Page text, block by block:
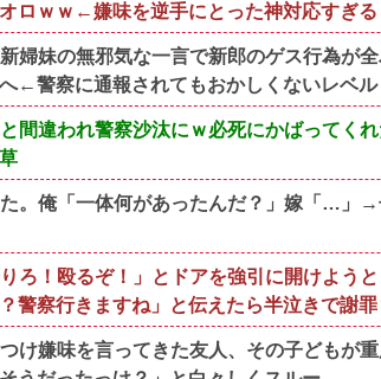
ロｗｗ←嫌味を逆手にとった神対応すぎる
婦妹の無邪気な一言で新郎のゲス行為が
←警察に通報されてもおかしくないレベル
間違われ警察沙汰にｗ必死にかばってく
。俺「一体何があったんだ？」嫁「…」→
ろ！殴るぞ！」とドアを強引に開けよう
警察行きますね」と伝えたら半泣きで謝罪
け嫌味を言ってきた友人、その子どもが